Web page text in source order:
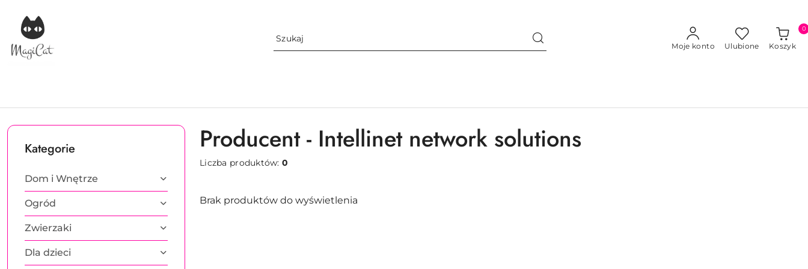
Przejdź do treści głównej
Przejdź do wyszukiwarki
Przejdź do moje konto
Przejdź do menu głównego
Przejdź do stopki
Moje konto Ulubione Koszyk
0
Kategorie
Dom i Wnętrze
Ogród
Zwierzaki
Dla dzieci
Producent - Intellinet network solutions
Liczba produktów:0
Brak produktów do wyświetlenia